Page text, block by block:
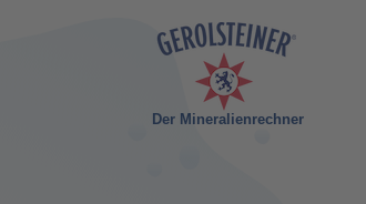
Der Mineralienrechner